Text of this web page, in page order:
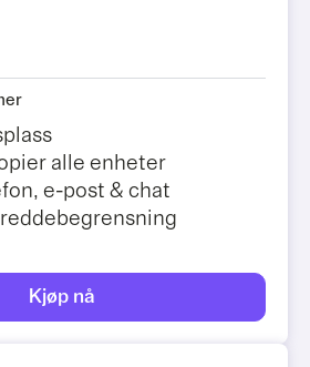
alle enheter
e-post & chat
Kjøp nå